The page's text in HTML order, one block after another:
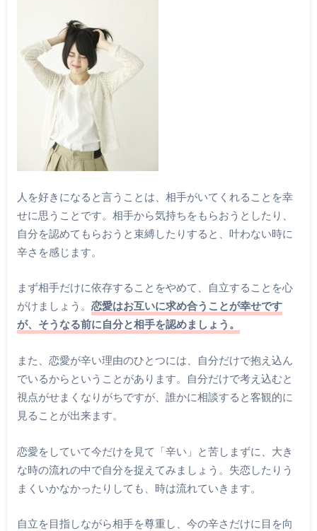
人を好きになると言うことは、相手がいてくれることを幸
せに思うことです。相手から気持ちをもらおうとしたり、
自分を認めてもらおうと束縛したりすると、叶わない時に
辛さを感じます。
まず相手だけに依存することをやめて、自立することを心
がけましょう。 恋愛はお互いに求め合うことが幸せです
が、そうなる前に自分と相手を認めましょう。
また、恋愛が辛い理由のひとつには、自分だけで抱え込ん
でいるからということがあります。自分だけで考え込むと
視点がせまくなりがちですが、誰かに相談すると客観的に
見ることが出来ます。
恋愛をしていて今だけを見て「辛い」と苦しまずに、大き
な時の流れの中で自分を捉えてみましょう。失恋したりう
まくいかなかったりしても、時は流れていきます。
自立を目指しながら相手を尊重し、今の辛さだけに目を向